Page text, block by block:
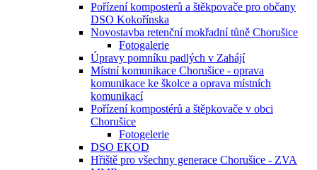
Pořízení komposterů a štěkpovače pro občany
DSO Kokořínska
Novostavba retenční mokřadní tůně Chorušice
Fotogalerie
Úpravy pomníku padlých v Zahájí
Místní komunikace Chorušice - oprava
komunikace ke školce a oprava místních
komunikací
Pořízení kompostérů a štěpkovače v obci
Chorušice
Fotogelerie
DSO EKOD
Hřiště pro všechny generace Chorušice - ZVA